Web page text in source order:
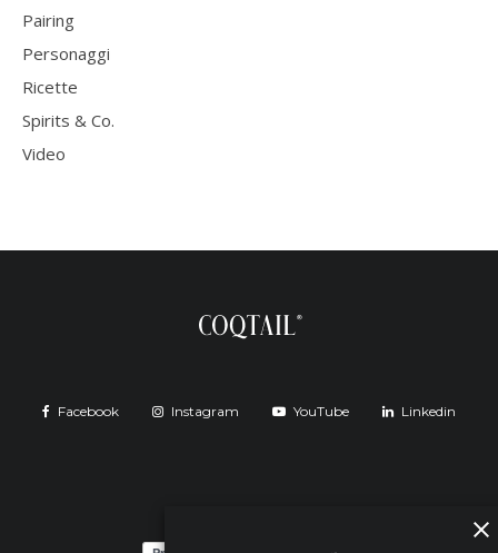
Pairing
Personaggi
Ricette
Spirits & Co.
Video
Facebook Instagram YouTube Linkedin